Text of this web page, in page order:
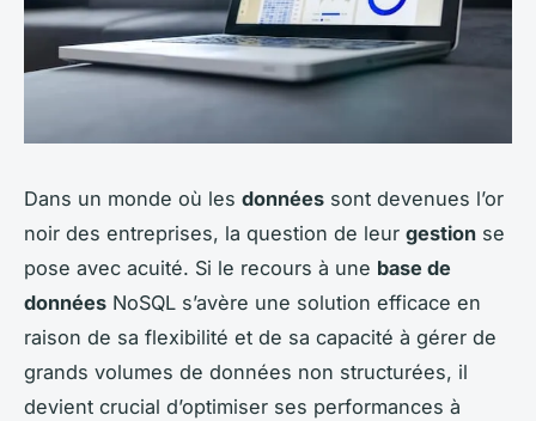
Dans un monde où les données sont devenues l’or
noir des entreprises, la question de leur gestion se
pose avec acuité. Si le recours à une base de
données NoSQL s’avère une solution efficace en
raison de sa flexibilité et de sa capacité à gérer de
grands volumes de données non structurées, il
devient crucial d’optimiser ses performances à